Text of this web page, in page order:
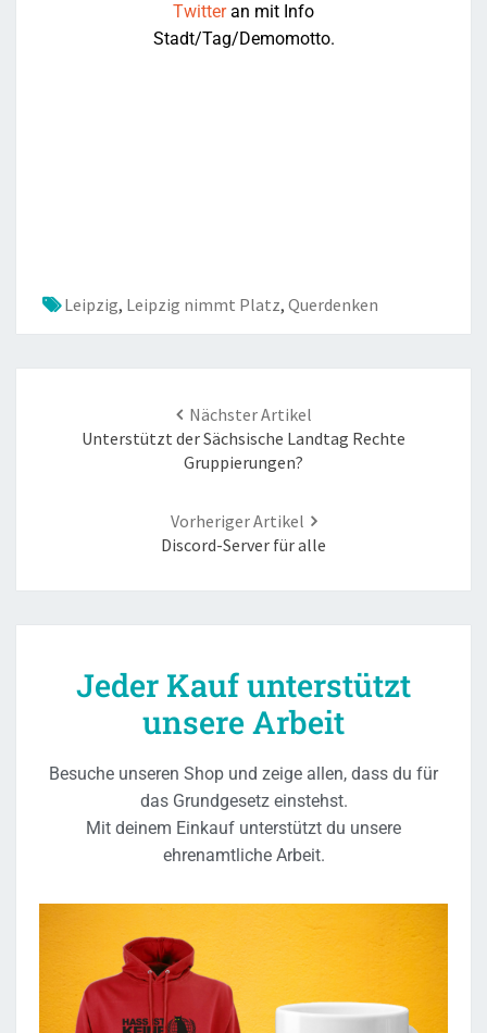
Twitteran mit Info
Stadt/Tag/Demomotto.
Leipzig, Leipzig nimmt Platz, Querdenken
Unterstützt der Sächsische Landtag Rechte
Gruppierungen?
Discord-Server für alle
Jeder Kauf unterstützt
unsere Arbeit
Besuche unseren Shop und zeige allen, dass du für
das Grundgesetz einstehst.
Mit deinem Einkauf unterstützt du unsere
ehrenamtliche Arbeit.